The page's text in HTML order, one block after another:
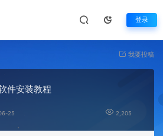
登录
我要投稿
件安装教程
25 2,205